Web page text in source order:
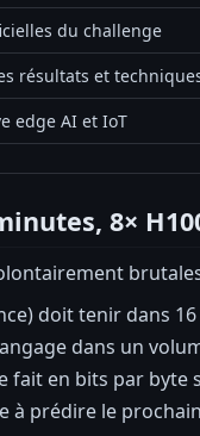
du challenge
résultats et
edge AI et IoT
8×
doit tenir dans
dans un
fait en bits par
à prédire le